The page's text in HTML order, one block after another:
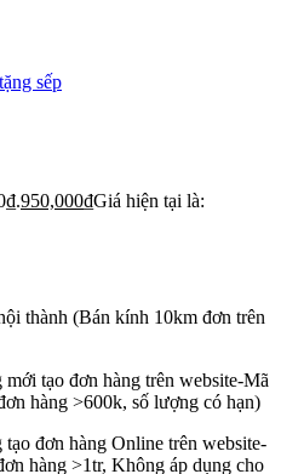
sếp
950,000₫Giá hiện tại là:
thành (Bán kính 10km đơn trên
tạo đơn hàng trên website-Mã
hàng >600k, số lượng có hạn)
đơn hàng Online trên website-
hàng >1tr, Không áp dụng cho